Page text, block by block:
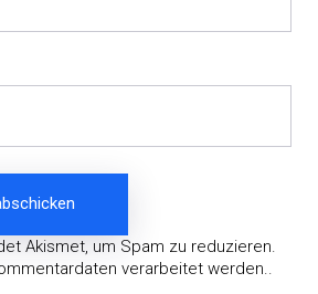
Akismet, um Spam zu reduzieren.
verarbeitet werden..